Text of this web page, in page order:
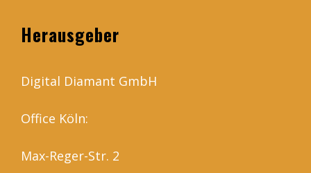
Herausgeber
Digital Diamant GmbH
Office Köln:
Max-Reger-Str. 2